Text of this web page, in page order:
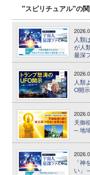
"スピリチュアル"の
人類
が人
最深
人類
O開示
天御
─ 地
「
い」